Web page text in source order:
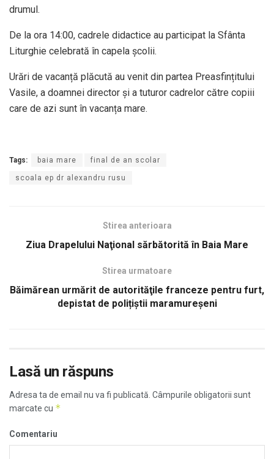
drumul.
De la ora 14:00, cadrele didactice au participat la Sfânta
Liturghie celebrată în capela școlii.
Urări de vacanță plăcută au venit din partea Preasfințitului
Vasile, a doamnei director și a tuturor cadrelor către copiii
care de azi sunt în vacanța mare.
Tags: baia mare final de an scolar
scoala ep dr alexandru rusu
Stirea anterioara
Ziua Drapelului Naţional sărbătorită în Baia Mare
Stirea urmatoare
Băimărean urmărit de autorităţile franceze pentru furt,
depistat de polițiștii maramureșeni
Lasă un răspuns
Adresa ta de email nu va fi publicată. Câmpurile obligatorii sunt
marcate cu *
Comentariu